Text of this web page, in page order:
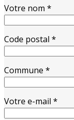
Votre nom *
Code postal *
Commune *
Votre e-mail *